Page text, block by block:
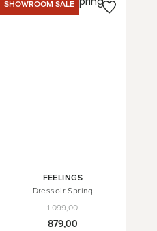
SHOWROOM SALE
FEELINGS
Dressoir Spring
1.099,00
879,00